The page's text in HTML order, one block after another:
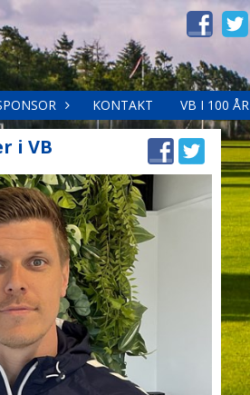
KONTAKT VB I 100 ÅR
i VB